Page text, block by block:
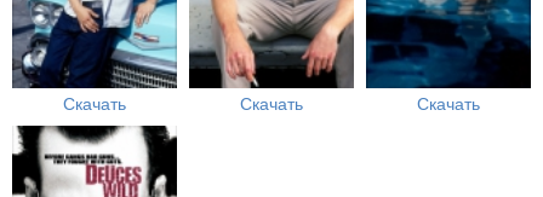
Скачать Скачать Скачать